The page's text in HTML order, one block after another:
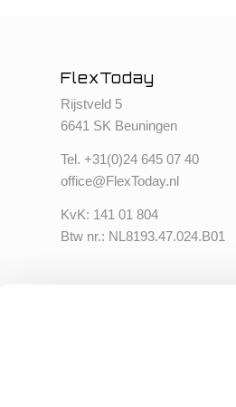
FlexToday
Rijstveld 5
6641 SK Beuningen
Tel. +31(0)24 645 07 40
office@FlexToday.nl
KvK: 141 01 804
Btw nr.: NL8193.47.024.B01